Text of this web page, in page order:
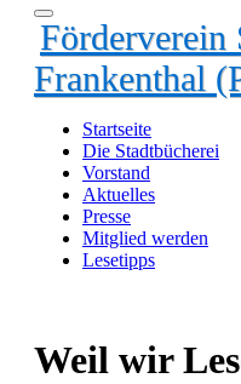
Förderverein
Frankenthal
Startseite
Die Stadtbücherei
Vorstand
Aktuelles
Presse
Mitglied werden
Lesetipps
Weil wir